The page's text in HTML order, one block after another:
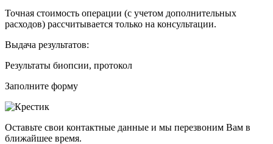
Точная стоимость операции (с учетом дополнительных
расходов) рассчитывается только на консультации.
Выдача результатов:
Результаты биопсии, протокол
Заполните форму
Оставьте свои контактные данные и мы перезвоним Вам в
ближайшее время.